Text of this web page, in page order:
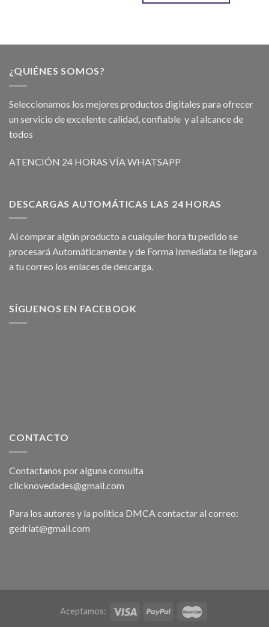
¿QUIÉNES SOMOS?
Seleccionamos los mejores productos digitales para ofrecer
un servicio de excelente calidad, confiable y al alcance de
todos
ATENCIÓN 24 HORAS VÍA WHATSAPP
DESCARGAS AUTOMÁTICAS LAS 24 HORAS
Al comprar algún producto a cualquier hora tu pedido se
procesará Automáticamente y de Forma Inmediata te llegara
a tu correo los enlaces de descarga.
SÍGUENOS EN FACEBOOK
CONTACTO
Contactanos por alguna consulta
clicknovedades@gmail.com
Para los autores y la politica DMCA contactar al correo:
gedriat@gmail.com
Aceptamos: